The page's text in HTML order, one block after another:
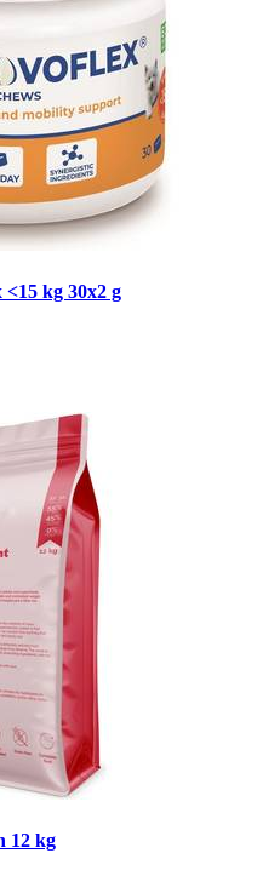
kg 30x2 g
12 kg